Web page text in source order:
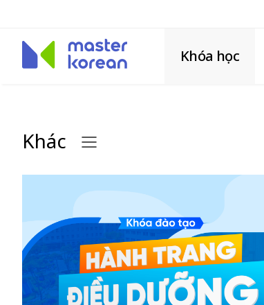
Khóa học
Khác